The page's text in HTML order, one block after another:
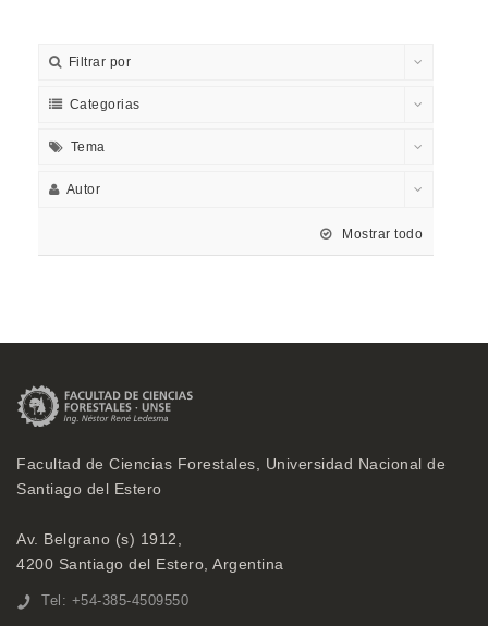
Filtrar por
Categorias
Tema
Autor
Mostrar todo
Facultad de Ciencias Forestales, Universidad Nacional de
Santiago del Estero
Av. Belgrano (s) 1912,
4200 Santiago del Estero, Argentina
Tel: +54-385-4509550